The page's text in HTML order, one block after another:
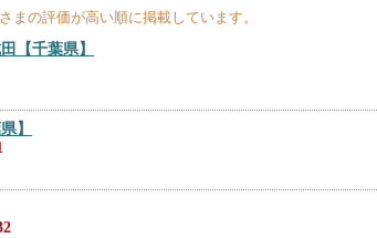
まの評価が高い順に掲載しています。
【千葉県】
】